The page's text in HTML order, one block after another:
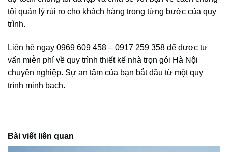
tôi quản lý rủi ro cho khách hàng trong từng bước của quy
trình.
Liên hệ ngay 0969 609 458 – 0917 259 358 để được tư
vấn miễn phí về quy trình thiết kế nhà trọn gói Hà Nội
chuyên nghiệp. Sự an tâm của bạn bắt đầu từ một quy
trình minh bạch.
Bài viết liên quan